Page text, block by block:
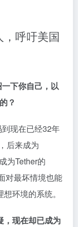
呼吁美国
下你自己，以
？
现在已经32年
后来成为
为Tether的
对最坏情境也能
环境的系统。
，现在却已成为